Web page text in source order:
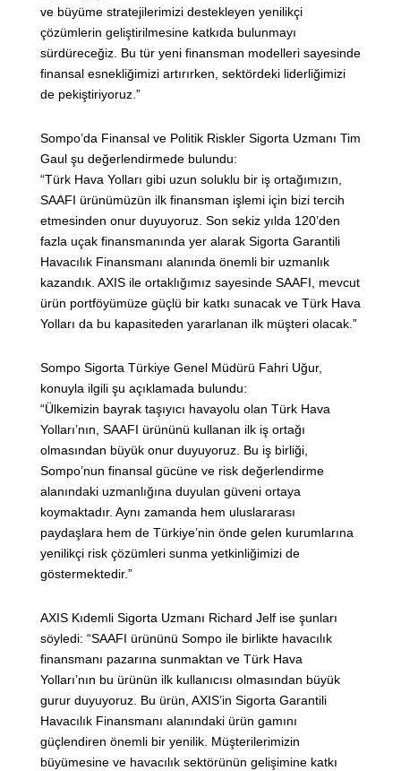
ve büyüme stratejilerimizi destekleyen yenilikçi
çözümlerin geliştirilmesine katkıda bulunmayı
sürdüreceğiz. Bu tür yeni finansman modelleri sayesinde
finansal esnekliğimizi artırırken, sektördeki liderliğimizi
de pekiştiriyoruz.”
Sompo’da Finansal ve Politik Riskler Sigorta Uzmanı Tim
Gaul şu değerlendirmede bulundu:
“Türk Hava Yolları gibi uzun soluklu bir iş ortağımızın,
SAAFI ürünümüzün ilk finansman işlemi için bizi tercih
etmesinden onur duyuyoruz. Son sekiz yılda 120’den
fazla uçak finansmanında yer alarak Sigorta Garantili
Havacılık Finansmanı alanında önemli bir uzmanlık
kazandık. AXIS ile ortaklığımız sayesinde SAAFI, mevcut
ürün portföyümüze güçlü bir katkı sunacak ve Türk Hava
Yolları da bu kapasiteden yararlanan ilk müşteri olacak.”
Sompo Sigorta Türkiye Genel Müdürü Fahri Uğur,
konuyla ilgili şu açıklamada bulundu:
“Ülkemizin bayrak taşıyıcı havayolu olan Türk Hava
Yolları’nın, SAAFI ürününü kullanan ilk iş ortağı
olmasından büyük onur duyuyoruz. Bu iş birliği,
Sompo’nun finansal gücüne ve risk değerlendirme
alanındaki uzmanlığına duyulan güveni ortaya
koymaktadır. Aynı zamanda hem uluslararası
paydaşlara hem de Türkiye’nin önde gelen kurumlarına
yenilikçi risk çözümleri sunma yetkinliğimizi de
göstermektedir.”
AXIS Kıdemli Sigorta Uzmanı Richard Jelf ise şunları
söyledi: “SAAFI ürününü Sompo ile birlikte havacılık
finansmanı pazarına sunmaktan ve Türk Hava
Yolları’nın bu ürünün ilk kullanıcısı olmasından büyük
gurur duyuyoruz. Bu ürün, AXIS’in Sigorta Garantili
Havacılık Finansmanı alanındaki ürün gamını
güçlendiren önemli bir yenilik. Müşterilerimizin
büyümesine ve havacılık sektörünün gelişimine katkı